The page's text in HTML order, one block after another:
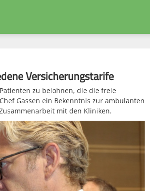
Versicherungstarife
zu belohnen, die die freie
Gassen ein Bekenntnis zur ambulanten
mit den Kliniken.